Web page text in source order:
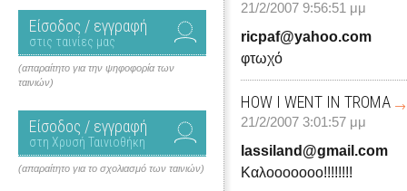
Είσοδος / εγγραφή
στις ταινίες μας
(απαραίτητο για την ψηφοφορία των
ταινιών)
Είσοδος / εγγραφή
στη Χρυσή Ταινιοθήκη
(απαραίτητο για το σχολιασμό των ταινιών)
21/2/2007 9:56:51 μμ
ricpaf@yahoo.com
φτωχό
HOW I WENT IN TROMA
21/2/2007 3:01:57 μμ
lassiland@gmail.com
Καλοοοοοοο!!!!!!!!